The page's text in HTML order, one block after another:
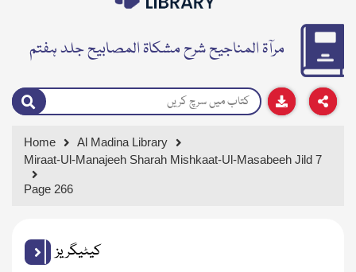
مرآۃ المناجیح شرح مشکاۃ المصابیح جلد ہفتم
Home
Al Madina Library
Miraat-Ul-Manajeeh Sharah Mishkaat-Ul-Masabeeh Jild 7
Page 266
کیٹیگریز